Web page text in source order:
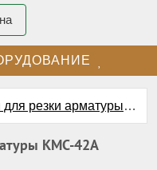
для резки арматуры
KMC-42A